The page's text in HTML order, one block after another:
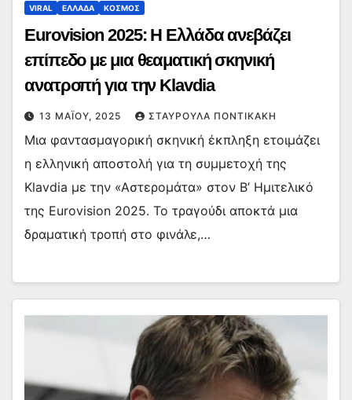
VIRAL ΕΛΛΑΔΑ ΚΟΣΜΟΣ
Eurovision 2025: Η Ελλάδα ανεβάζει
επίπεδο με μια θεαματική σκηνική
ανατροπή για την Klavdia
13 ΜΑΪ́ΟΥ, 2025 ΣΤΑΥΡΟΎΛΑ ΠΟΝΤΙΚΆΚΗ
Μια φαντασμαγορική σκηνική έκπληξη ετοιμάζει
η ελληνική αποστολή για τη συμμετοχή της
Klavdia με την «Αστερομάτα» στον Β’ Ημιτελικό
της Eurovision 2025. Το τραγούδι αποκτά μια
δραματική τροπή στο φινάλε,…